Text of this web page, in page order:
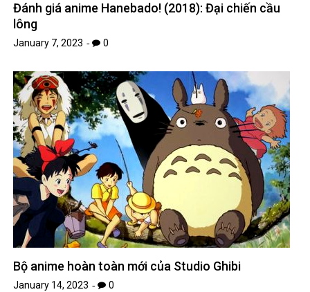
Đánh giá anime Hanebado! (2018): Đại chiến cầu
lông
January 7, 2023 0
Bộ anime hoàn toàn mới của Studio Ghibi
January 14, 2023 0